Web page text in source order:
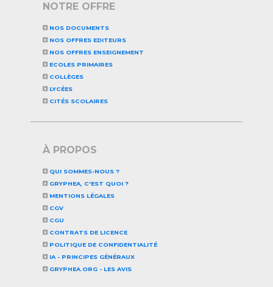
NOTRE OFFRE
NOS DOCUMENTS
NOS OFFRES EDITEURS
NOS OFFRES ENSEIGNEMENT
ECOLES PRIMAIRES
COLLÈGES
LYCÉES
CITÉS SCOLAIRES
À PROPOS
QUI SOMMES-NOUS ?
GRYPHEA, C'EST QUOI ?
MENTIONS LÉGALES
CGV
CGU
CONTRATS DE LICENCE
POLITIQUE DE CONFIDENTIALITÉ
IA - PRINCIPES GÉNÉRAUX
GRYPHEA.ORG - LES AVIS